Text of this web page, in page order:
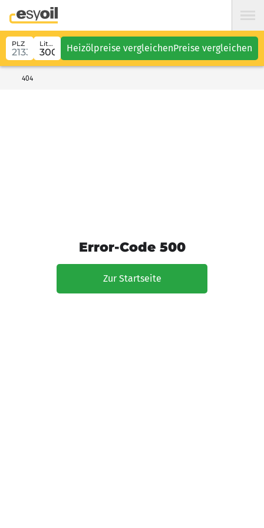
PLZ Liter Heizölpreise vergleichenPreise vergleichen
404
Error-Code 500
Zur Startseite